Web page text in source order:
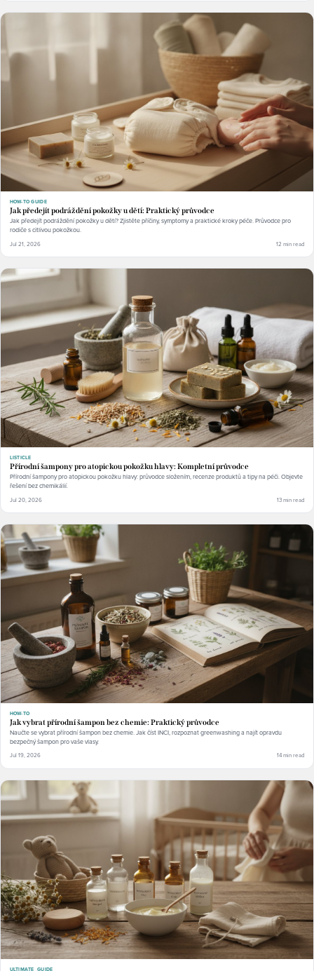
HOW-TO GUIDE
Jak předejít podráždění pokožky u dětí: Praktický průvodce
Jak předejít podráždění pokožky u dětí? Zjistěte příčiny, symptomy a praktické kroky péče. Průvodce pro
rodiče s citlivou pokožkou.
Jul 21, 2026 12 min read
LISTICLE
Přírodní šampony pro atopickou pokožku hlavy: Kompletní průvodce
Přírodní šampony pro atopickou pokožku hlavy: průvodce složením, recenze produktů a tipy na péči. Objevte
řešení bez chemikálií.
Jul 20, 2026 13 min read
HOW-TO
Jak vybrat přírodní šampon bez chemie: Praktický průvodce
Naučte se vybrat přírodní šampon bez chemie. Jak číst INCI, rozpoznat greenwashing a najít opravdu
bezpečný šampon pro vaše vlasy.
Jul 19, 2026 14 min read
ULTIMATE_GUIDE